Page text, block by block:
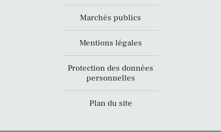
Marchés publics
Mentions légales
Protection des données
personnelles
Plan du site